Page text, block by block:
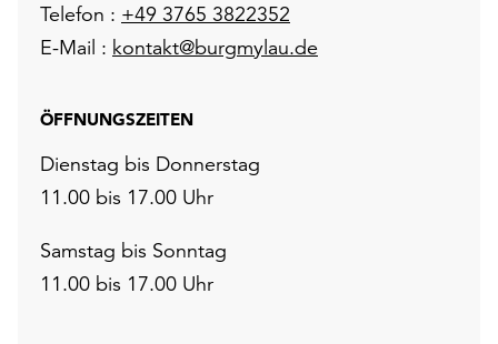
Telefon : +49 3765 3822352
E-Mail : kontakt@burgmylau.de
ÖFFNUNGSZEITEN
Dienstag bis Donnerstag
11.00 bis 17.00 Uhr
Samstag bis Sonntag
11.00 bis 17.00 Uhr